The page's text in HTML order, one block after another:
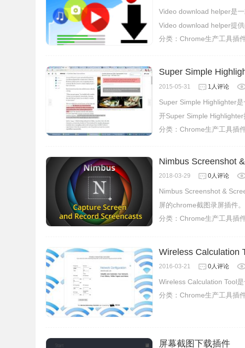
Video download helper是
Video download helper提
分类： Chrome生产工具插
Super Simple
2015-05-31 1人评论
Super Simple Highlighter
开Super Simple Highlighter
分类： Chrome生产工具插
Nimbus Screenshot
2018-03-29 0人评论
Nimbus Screenshot &
屏的chrome截图录屏插件。
分类： Chrome生产工具插
Wireless Calculation
2016-03-21 0人评论
Wireless Calculation Tool
分类： Chrome生产工具插
屏幕截图下载插件